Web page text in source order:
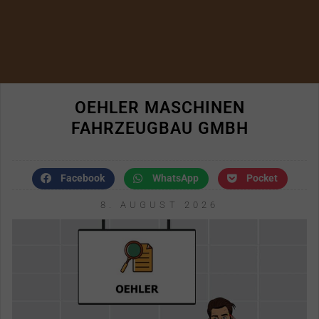
OEHLER MASCHINEN
FAHRZEUGBAU GMBH
Facebook WhatsApp Pocket
8. AUGUST 2026